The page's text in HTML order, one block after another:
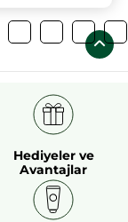
Hediyeler ve
Avantajlar